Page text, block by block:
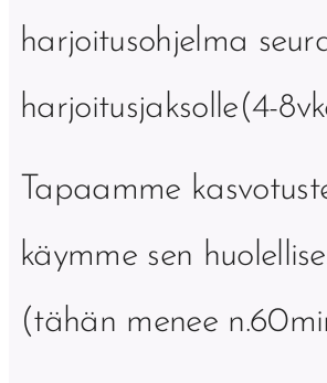
harjoitusohjelma
harjoitusjaksolle(4-
Tapaamme
käymme sen
(tähän menee